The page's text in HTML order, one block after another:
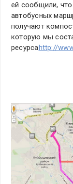
ей сообщили,
автобусных
получают
которую мы
ресурсаhttp://